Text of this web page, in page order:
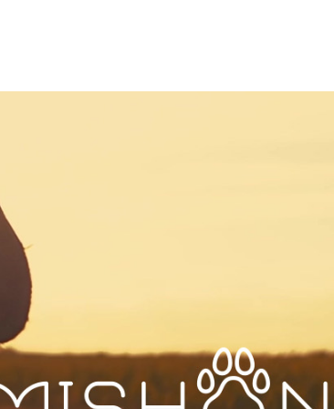
For All Dogs and All Life Stages.
News
Resume 定期コースの再開